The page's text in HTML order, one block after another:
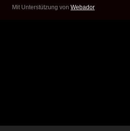
Mit Unterstützung von Webador